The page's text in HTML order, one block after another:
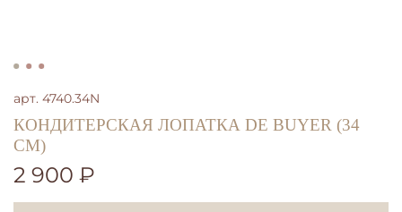
арт. 4740.34N
КОНДИТЕРСКАЯ ЛОПАТКА DE BUYER (34
СМ)
2 900 ₽